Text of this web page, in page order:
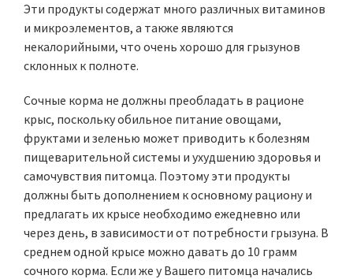
Эти продукты содержат много различных витаминов
и микроэлементов, а также являются
некалорийными, что очень хорошо для грызунов
склонных к полноте.
Сочные корма не должны преобладать в рационе
крыс, поскольку обильное питание овощами,
фруктами и зеленью может приводить к болезням
пищеварительной системы и ухудшению здоровья и
самочувствия питомца. Поэтому эти продукты
должны быть дополнением к основному рациону и
предлагать их крысе необходимо ежедневно или
через день, в зависимости от потребности грызуна. В
среднем одной крысе можно давать до 10 грамм
сочного корма. Если же у Вашего питомца начались